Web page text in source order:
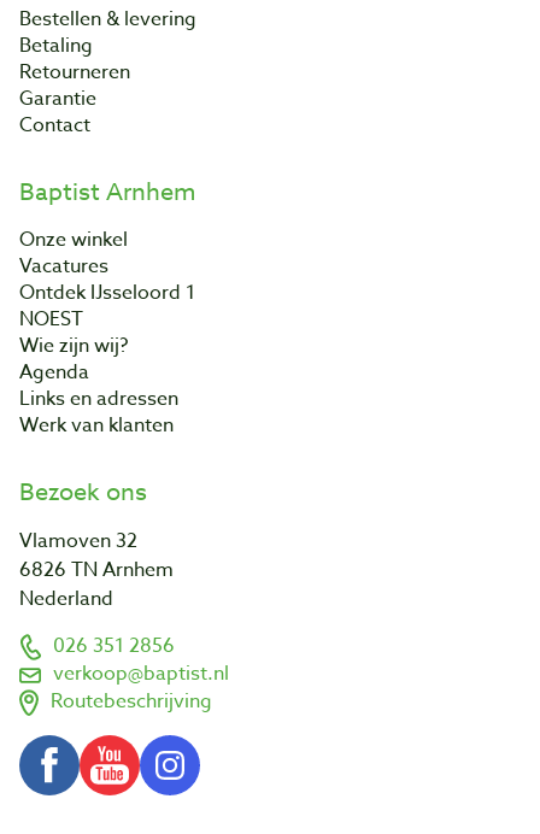
Bestellen & levering
Betaling
Retourneren
Garantie
Contact
Baptist Arnhem
Onze winkel
Vacatures
Ontdek IJsseloord 1
NOEST
Wie zijn wij?
Agenda
Links en adressen
Werk van klanten
Bezoek ons
Vlamoven 32
6826 TN Arnhem
Nederland
026 351 2856
verkoop@baptist.nl
Routebeschrijving